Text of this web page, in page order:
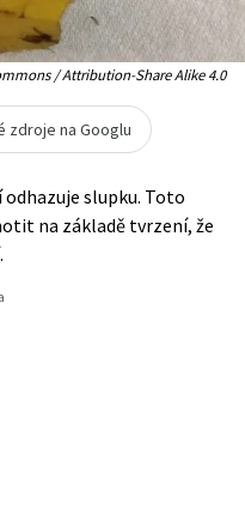
/ Attribution-Share Alike 4.0
zdroje na Googlu
slupku. Toto
na základě tvrzení, že